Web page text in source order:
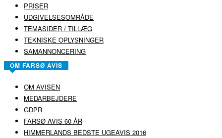
PRISER
UDGIVELSESOMRÅDE
TEMASIDER / TILLÆG
TEKNISKE OPLYSNINGER
SAMANNONCERING
OM FARSØ AVIS
OM AVISEN
MEDARBEJDERE
GDPR
FARSØ AVIS 60 ÅR
HIMMERLANDS BEDSTE UGEAVIS 2016